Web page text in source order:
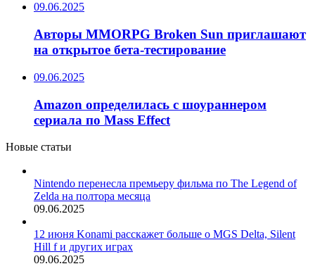
09.06.2025
Авторы MMORPG Broken Sun приглашают
на открытое бета-тестирование
09.06.2025
Amazon определилась с шоураннером
сериала по Mass Effect
Новые статьи
Nintendo перенесла премьеру фильма по The Legend of
Zelda на полтора месяца
09.06.2025
12 июня Konami расскажет больше о MGS Delta, Silent
Hill f и других играх
09.06.2025